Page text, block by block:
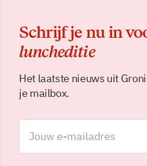
Schrijf je nu in
luncheditie
Het laatste nieuws uit
je mailbox.